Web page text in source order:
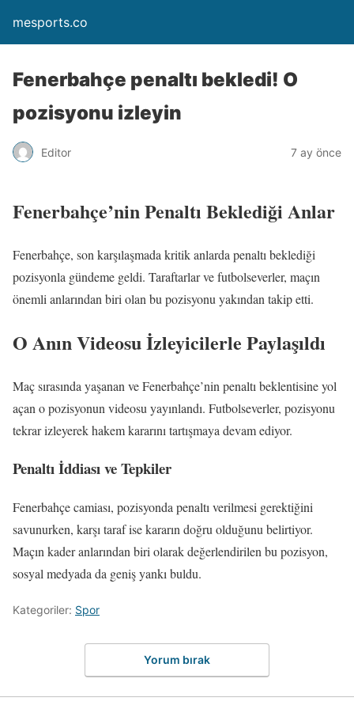
mesports.co
Fenerbahçe penaltı bekledi! O
pozisyonu izleyin
Editor 7 ay önce
Fenerbahçe’nin Penaltı Beklediği Anlar
Fenerbahçe, son karşılaşmada kritik anlarda penaltı beklediği
pozisyonla gündeme geldi. Taraftarlar ve futbolseverler, maçın
önemli anlarından biri olan bu pozisyonu yakından takip etti.
O Anın Videosu İzleyicilerle Paylaşıldı
Maç sırasında yaşanan ve Fenerbahçe’nin penaltı beklentisine yol
açan o pozisyonun videosu yayınlandı. Futbolseverler, pozisyonu
tekrar izleyerek hakem kararını tartışmaya devam ediyor.
Penaltı İddiası ve Tepkiler
Fenerbahçe camiası, pozisyonda penaltı verilmesi gerektiğini
savunurken, karşı taraf ise kararın doğru olduğunu belirtiyor.
Maçın kader anlarından biri olarak değerlendirilen bu pozisyon,
sosyal medyada da geniş yankı buldu.
Kategoriler: Spor
Yorum bırak